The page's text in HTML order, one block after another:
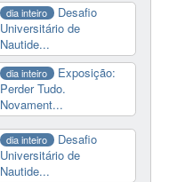
dia inteiro
Desafio
Universitário de
Nautide...
dia inteiro
Exposição:
Perder Tudo.
Novament...
dia inteiro
Desafio
Universitário de
Nautide...